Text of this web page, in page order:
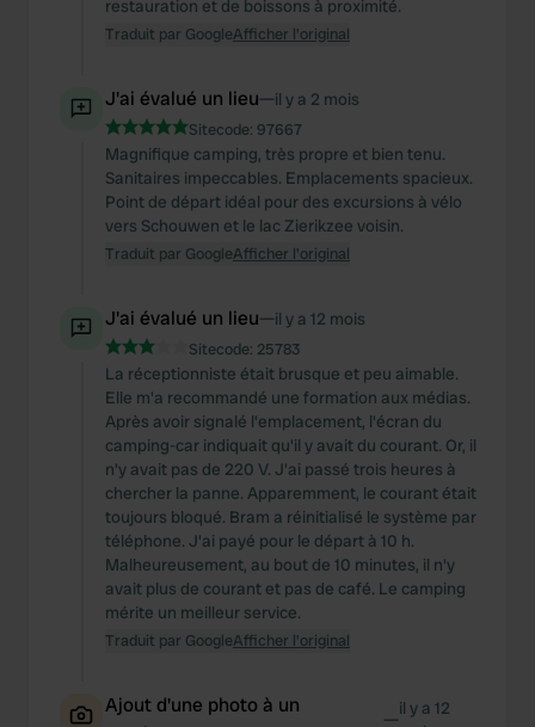
restauration et de boissons à proximité.
Traduit par GoogleAfficher l'original
J'ai évalué un lieu—il y a 2 mois
Sitecode: 97667
Magnifique camping, très propre et bien tenu.
Sanitaires impeccables. Emplacements spacieux.
Point de départ idéal pour des excursions à vélo
vers Schouwen et le lac Zierikzee voisin.
Traduit par GoogleAfficher l'original
J'ai évalué un lieu—il y a 12 mois
Sitecode: 25783
La réceptionniste était brusque et peu aimable.
Elle m'a recommandé une formation aux médias.
Après avoir signalé l'emplacement, l'écran du
camping-car indiquait qu'il y avait du courant. Or, il
n'y avait pas de 220 V. J'ai passé trois heures à
chercher la panne. Apparemment, le courant était
toujours bloqué. Bram a réinitialisé le système par
téléphone. J'ai payé pour le départ à 10 h.
Malheureusement, au bout de 10 minutes, il n'y
avait plus de courant et pas de café. Le camping
mérite un meilleur service.
Traduit par GoogleAfficher l'original
Ajout d'une photo à un
—il y a 12